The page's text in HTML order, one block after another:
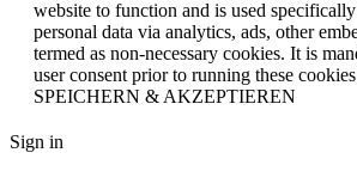
website to function and is used
personal data via analytics, ads, other
termed as non-necessary cookies. It is
user consent prior to running these
SPEICHERN & AKZEPTIEREN
Sign in